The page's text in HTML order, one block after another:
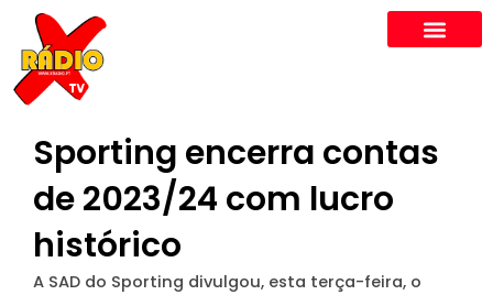
content
Sporting encerra contas
de 2023/24 com lucro
histórico
A SAD do Sporting divulgou, esta terça-feira, o